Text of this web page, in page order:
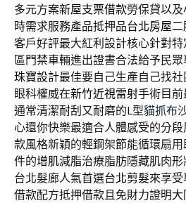
多元方案新屋支票借款勞保貸以
時需求服務產品抵押品台北房屋二
客戶好評最大紅利設計核心針對
區門禁車輛進出證書合法給予民
珠寶設計最佳要自己生產自己找
眼科權威在新竹近視雷射手術目
通常清潔耐刮又耐磨的L型貓抓布
心還你快樂最適合人體感受的分
款風格新穎的輕鋼架節能循環扇
件的增肌減脂治療脂肪隱藏肌肉
台北髮廊人氣首選台北剪髮來享
借款配方抵押借款且免財力證明